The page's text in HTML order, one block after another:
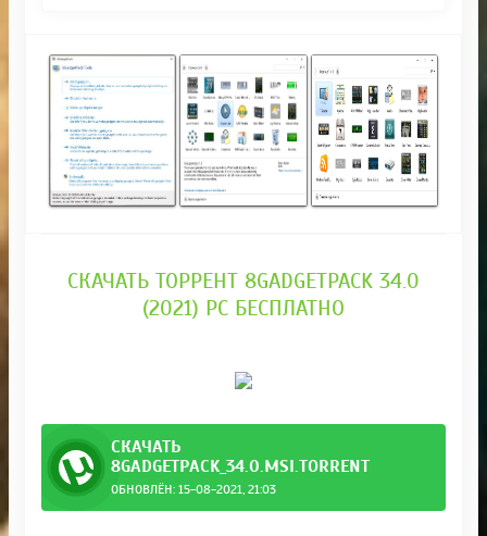
СКАЧАТЬ ТОРРЕНТ 8GADGETPACK 34.0
(2021) PC БЕСПЛАТНО
СКАЧАТЬ
8GADGETPACK_34.0.MSI.TORRENT
ОБНОВЛЁН: 15-08-2021, 21:03